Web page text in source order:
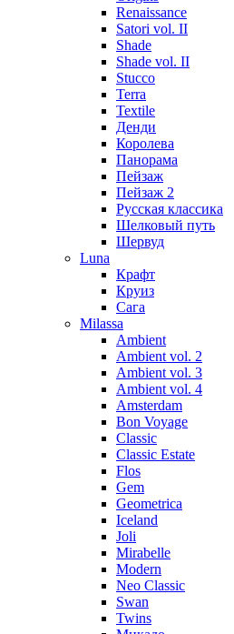
Renaissance
Satori vol. II
Shade
Shade vol. II
Stucco
Terra
Textile
Денди
Королева
Панорама
Пейзаж
Пейзаж 2
Русская классика
Шелковый путь
Шервуд
Luna
Крафт
Круиз
Сага
Milassa
Ambient
Ambient vol. 2
Ambient vol. 3
Ambient vol. 4
Amsterdam
Bon Voyage
Classic
Classic Estate
Flos
Gem
Geometrica
Iceland
Joli
Mirabelle
Modern
Neo Classic
Swan
Twins